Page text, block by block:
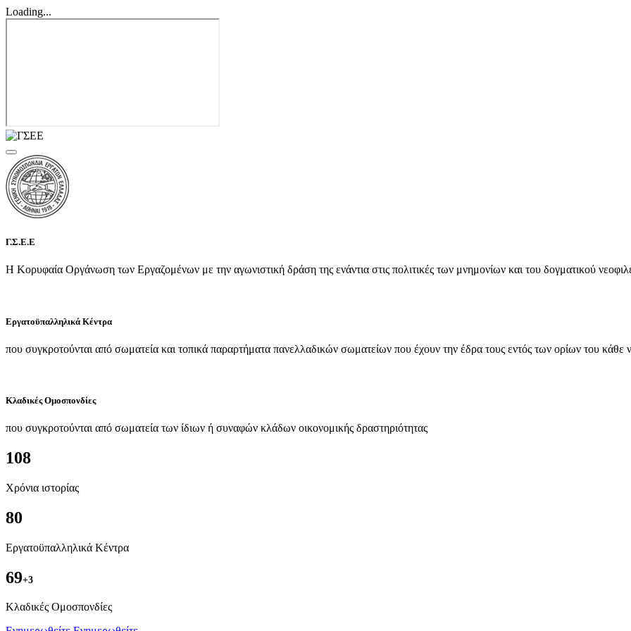
Loading...
Γ.Σ.Ε.Ε
Η Κορυφαία Οργάνωση των Εργαζομένων με την αγωνιστική δράση της ενάντια στις πολιτικές των μνημονίων και του δογματικού
Εργατοϋπαλληλικά Κέντρα
που συγκροτούνται από σωματεία και τοπικά παραρτήματα πανελλαδικών σωματείων που έχουν την έδρα τους εντός των ορίων του κάθε
Κλαδικές Ομοσπονδίες
που συγκροτούνται από σωματεία των ίδιων ή συναφών κλάδων οικονομικής δραστηριότητας
108
Χρόνια ιστορίας
80
Εργατοϋπαλληλικά Κέντρα
69+3
Kλαδικές Ομοσπονδίες